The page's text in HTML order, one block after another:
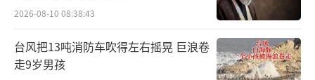
2026-08-10 08:38:43
台风把13吨消防车吹得左右摇晃 巨浪卷
走9岁男孩